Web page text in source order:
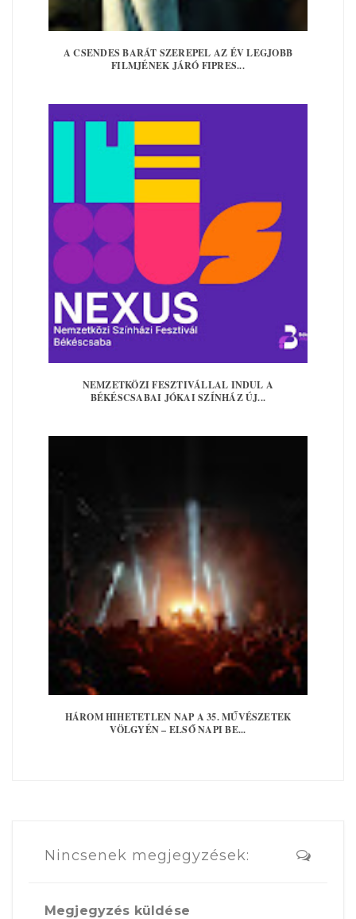
A CSENDES BARÁT SZEREPEL AZ ÉV LEGJOBB
FILMJÉNEK JÁRÓ FIPRES...
NEMZETKÖZI FESZTIVÁLLAL INDUL A
BÉKÉSCSABAI JÓKAI SZÍNHÁZ ÚJ...
HÁROM HIHETETLEN NAP A 35. MŰVÉSZETEK
VÖLGYÉN – ELSŐ NAPI BE...
Nincsenek megjegyzések:
Megjegyzés küldése